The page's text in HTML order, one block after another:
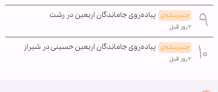
چندرسانه‌ای پیاده‌روی جاماندگان اربعین در رشت
۲ روز قبل
چندرسانه‌ای پیاده‌روی جاماندگان اربعین حسینی در شیراز
۲ روز قبل